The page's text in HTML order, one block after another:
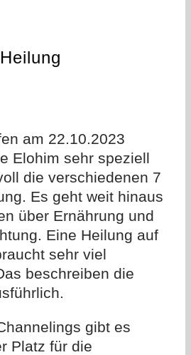
am 22.10.2023
Elohim sehr speziell
die verschiedenen 7
Es geht weit hinaus
über Ernährung und
Eine Heilung auf
sehr viel
beschreiben die
gibt es
Platz für die